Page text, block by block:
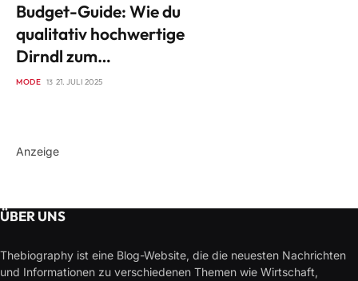
Budget-Guide: Wie du
qualitativ hochwertige
Dirndl zum
Schnäppchenpreis
MODE 21. JULI 2025
Anzeige
ÜBER UNS
Thebiography ist eine Blog-Website, die die neuesten Nachrichten
und Informationen zu verschiedenen Themen wie Wirtschaft,